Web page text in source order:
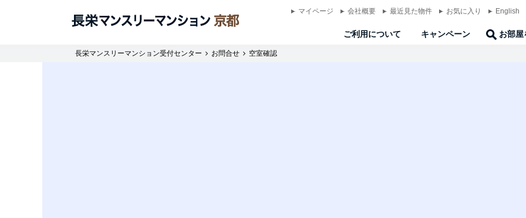
マイページ 会社概要 最近見た物件 お気に入り English
ご利用について キャンペーン お部屋
長栄マンスリーマンション受付センター お問合せ 空室確認